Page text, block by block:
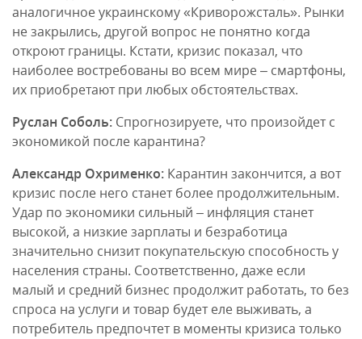
аналогичное украинскому «Криворожсталь». Рынки
не закрылись, другой вопрос не понятно когда
откроют границы. Кстати, кризис показал, что
наиболее востребованы во всем мире – смартфоны,
их приобретают при любых обстоятельствах.
Руслан Соболь: Спрогнозируете, что произойдет с
экономикой после карантина?
Александр Охрименко: Карантин закончится, а вот
кризис после него станет более продолжительным.
Удар по экономики сильный – инфляция станет
высокой, а низкие зарплаты и безработица
значительно снизит покупательскую способность у
населения страны. Соответственно, даже если
малый и средний бизнес продолжит работать, то без
спроса на услуги и товар будет еле выживать, а
потребитель предпочтет в моменты кризиса только